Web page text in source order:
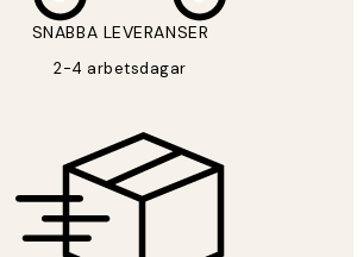
SNABBA LEVERANSER
2-4 arbetsdagar